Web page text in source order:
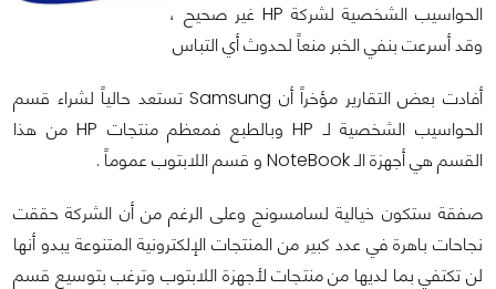
الحواسيب الشخصية لشركة HP غير صحيح ،
وقد أسرعت بنفي الخبر منعاً لحدوث أي التباس
أفادت بعض التقارير مؤخراً أن Samsung تستعد حالياً لشراء قسم
الحواسيب الشخصية لـ HP وبالطبع فمعظم منتجات HP من هذا
القسم هي أجهزة الـ NoteBook و قسم اللابتوب عموماً .
صفقة ستكون خيالية لسامسونج وعلى الرغم من أن الشركة حققت
نجاحات باهرة في عدد كبير من المنتجات الإلكترونية المتنوعة يبدو أنها
لن تكتفي بما لديها من منتجات لأجهزة اللابتوب وترغب بتوسيع قسم